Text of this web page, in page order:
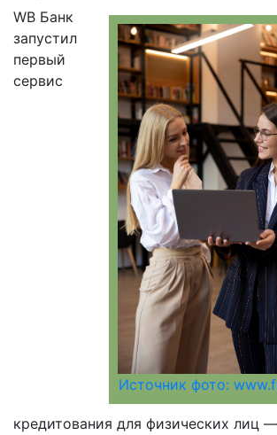
Источник фото:
WB Банк
запустил
первый
сервис
кредитования для физических лиц